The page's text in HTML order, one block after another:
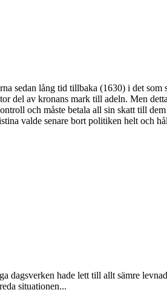
sedan lång tid tillbaka (1630) i det
del av kronans mark till adeln. Men
och måste betala all sin skatt till
valde senare bort politiken helt och
dagsverken hade lett till allt sämre
situationen...